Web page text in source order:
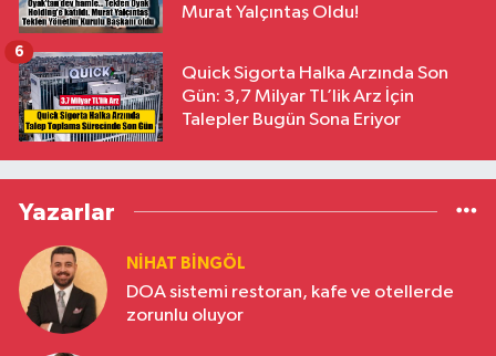
Murat Yalçıntaş Oldu!
Quick Sigorta Halka Arzında Son
Gün: 3,7 Milyar TL’lik Arz İçin
Talepler Bugün Sona Eriyor
6
Yazarlar
NIHAT BINGÖL
DOA sistemi restoran, kafe ve otellerde
zorunlu oluyor